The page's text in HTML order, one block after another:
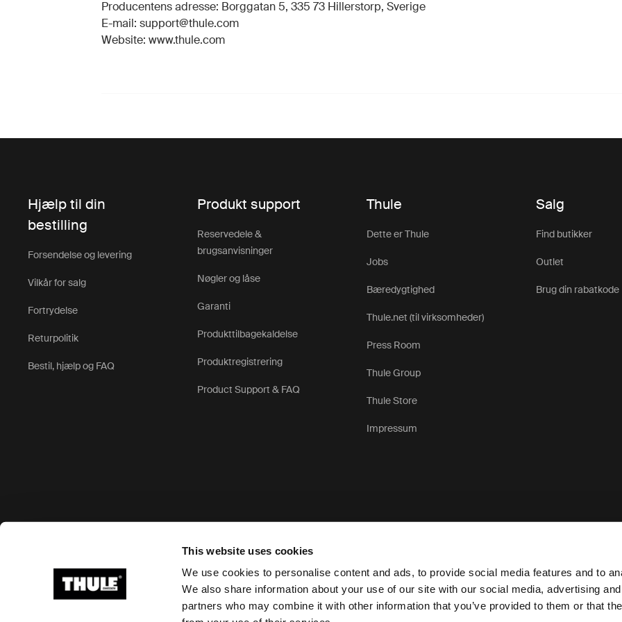
This website uses cookies
We use cookies to personalise content and ads, to provide social media features and to
We also share information about your use of our site with our social media, advertising
partners who may combine it with other information that you’ve provided to them or that
Producentens adresse: Borggatan 5, 335 73 Hillerstorp, Sverige
E-mail: support@thule.com
Website: www.thule.com
Hjælp til din
bestilling
Forsendelse og levering
Vilkår for salg
Fortrydelse
Returpolitik
Bestil, hjælp og FAQ
Produkt support
Reservedele &
brugsanvisninger
Nøgler og låse
Garanti
Produkttilbagekaldelse
Produktregistrering
Product Support & FAQ
Thule
Dette er Thule
Jobs
Bæredygtighed
Thule.net (til virksomheder)
Press Room
Thule Group
Thule Store
Impressum
Salg
Find butikker
Outlet
Brug din rabatkode
Ⓒ 2026 Thule Group All rights reserved Meddelelse om beskyttelse af personlige